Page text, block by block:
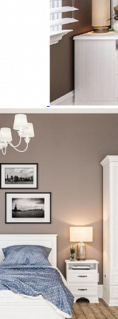
белья
и белья
и белья
и белья
и белья
и белья
белья